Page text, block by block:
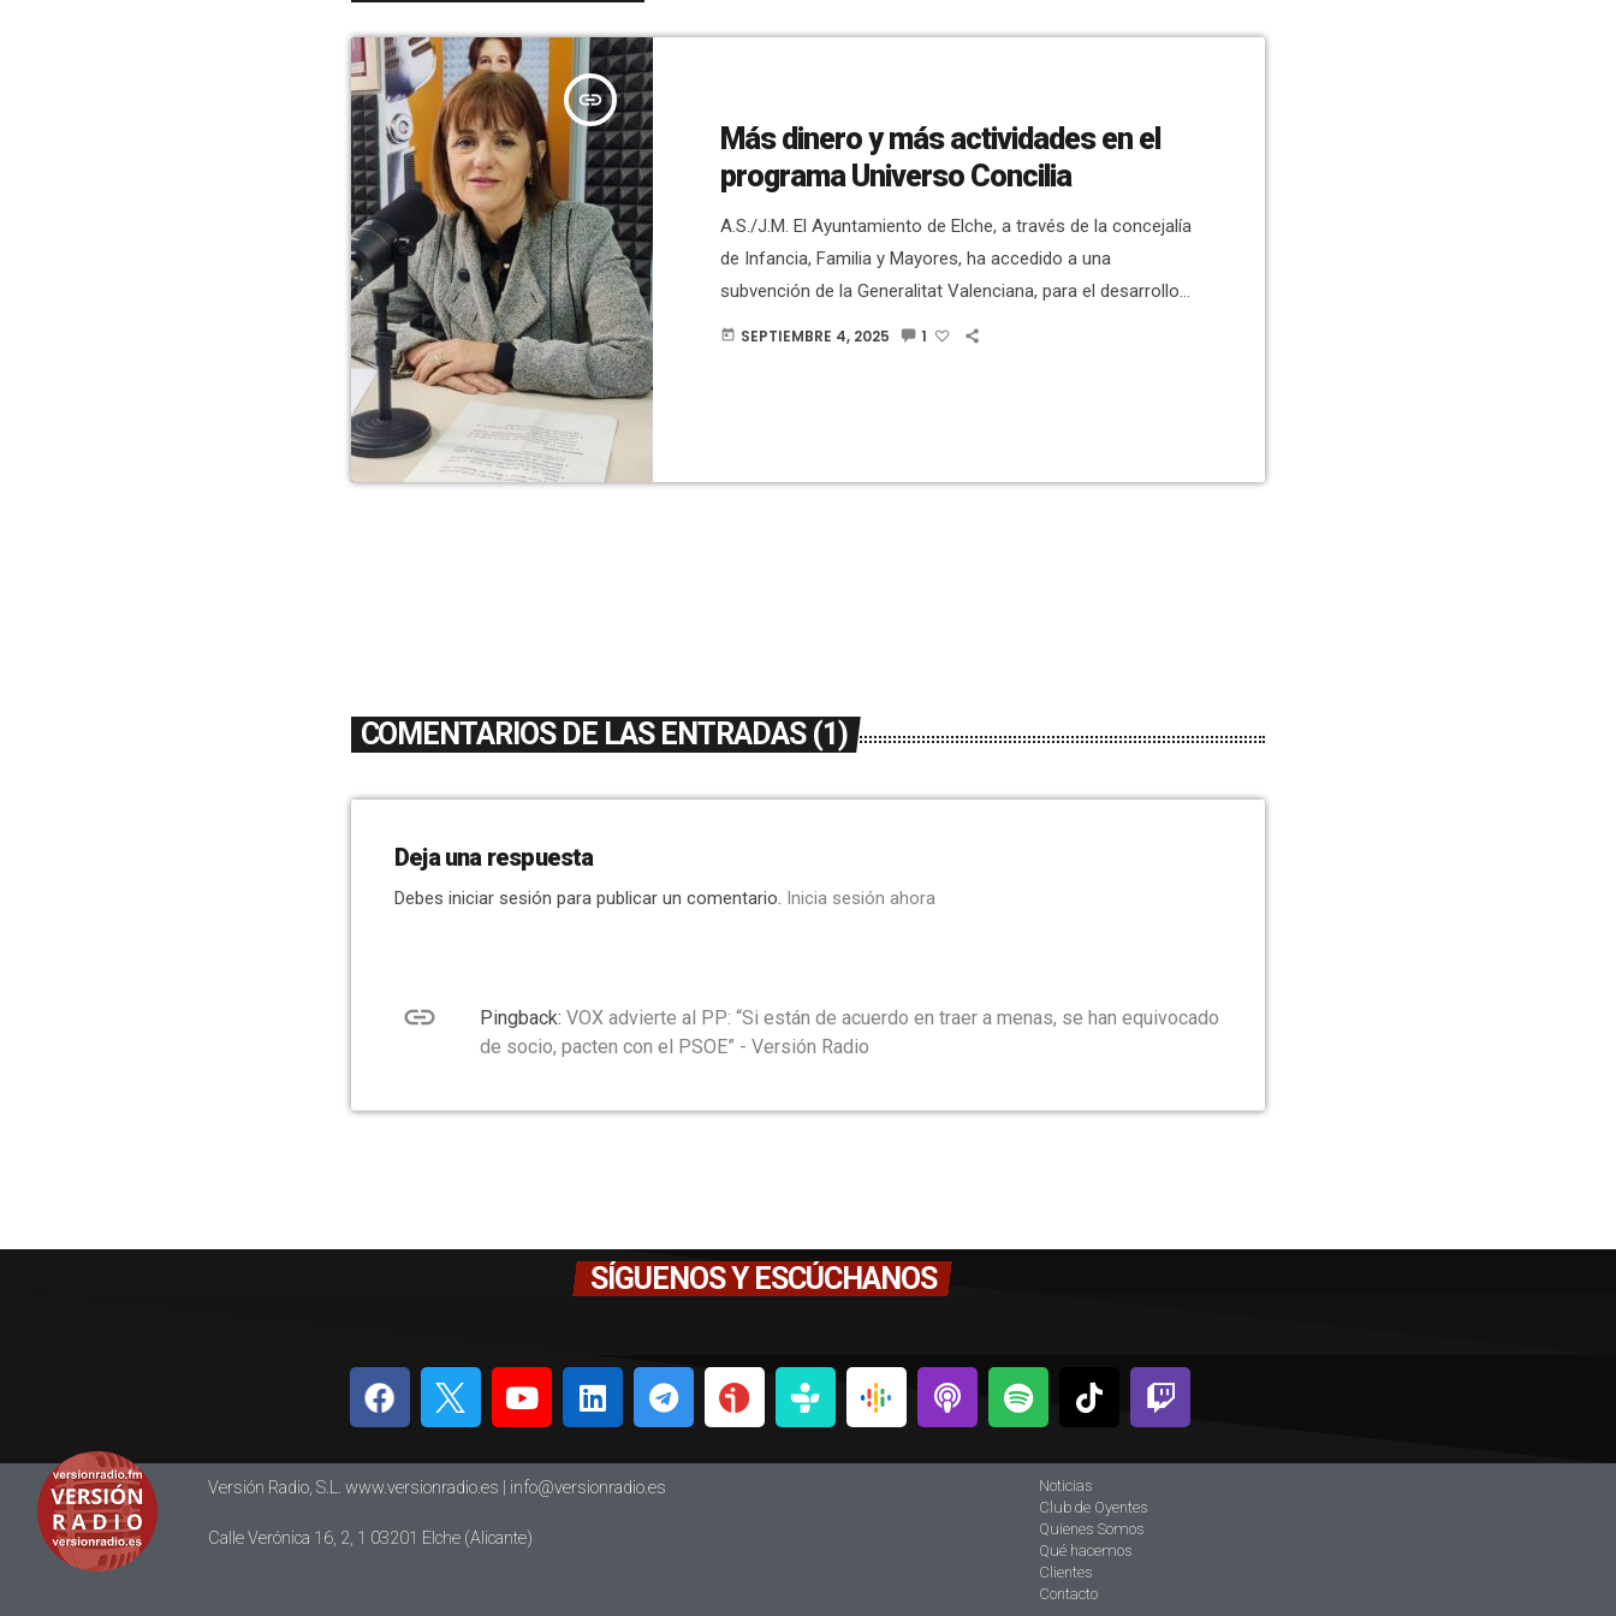
insert_link
Más dinero y más actividades en el
programa Universo Concilia
A.S./J.M. El Ayuntamiento de Elche, a través de la concejalía
de Infancia, Familia y Mayores, ha accedido a una
subvención de la Generalitat Valenciana, para el desarrollo
de proyectos de servicios de cuidados profesionalizados
today SEPTIEMBRE 4, 2025 1
COMENTARIOS DE LAS ENTRADAS (1)
Deja una respuesta
Debes iniciar sesión para publicar un comentario. Inicia sesión ahora
link Pingback: VOX advierte al PP: “Si están de acuerdo en traer a menas, se han equivocado
de socio, pacten con el PSOE” - Versión Radio
SÍGUENOS Y ESCÚCHANOS
Versión Radio, S.L. www.versionradio.es | info@versionradio.es
Calle Verónica 16, 2, 1 03201 Elche (Alicante)
Noticias
Club de Oyentes
Quienes Somos
Qué hacemos
Clientes
Contacto